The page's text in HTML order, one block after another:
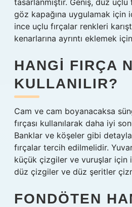
tasarlanmıştır. Geniş, düz uçlu
göz kapağına uygulamak için
ince uçlu fırçalar renkleri
kenarlarına ayrıntı eklemek
HANGI FIRÇA
KULLANILIR?
Cam ve cam boyanacaksa
fırçası kullanılarak daha iyi
Banklar ve köşeler gibi
fırçalar tercih edilmelidir.
küçük çizgiler ve vuruşlar için
düz çizgiler ve düz şeritler
FONDÖTEN